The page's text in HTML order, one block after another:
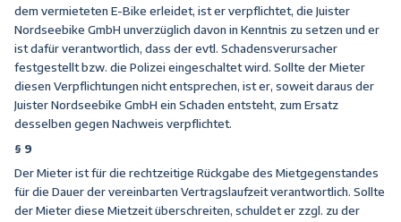
dem vermieteten E-Bike erleidet, ist er verpflichtet, die Juister
Nordseebike GmbH unverzüglich davon in Kenntnis zu setzen und er
ist dafür verantwortlich, dass der evtl. Schadensverursacher
festgestellt bzw. die Polizei eingeschaltet wird. Sollte der Mieter
diesen Verpflichtungen nicht entsprechen, ist er, soweit daraus der
Juister Nordseebike GmbH ein Schaden entsteht, zum Ersatz
desselben gegen Nachweis verpflichtet.
§ 9
Der Mieter ist für die rechtzeitige Rückgabe des Mietgegenstandes
für die Dauer der vereinbarten Vertragslaufzeit verantwortlich. Sollte
der Mieter diese Mietzeit überschreiten, schuldet er zzgl. zu der